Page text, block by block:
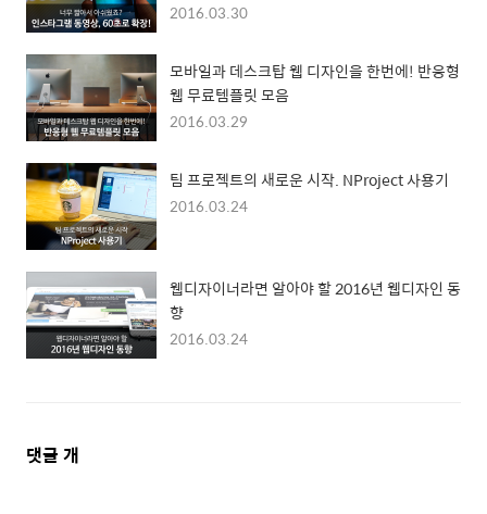
2016.03.30
모바일과 데스크탑 웹 디자인을 한번에! 반응형
웹 무료템플릿 모음
2016.03.29
팀 프로젝트의 새로운 시작. NProject 사용기
2016.03.24
웹디자이너라면 알아야 할 2016년 웹디자인 동
향
2016.03.24
댓
댓글 개